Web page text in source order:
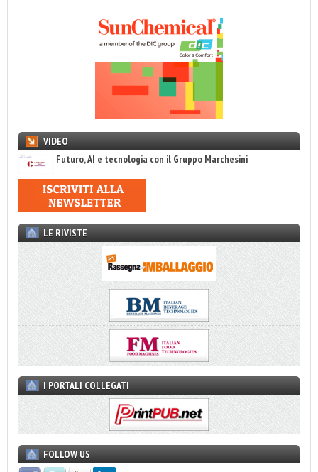
VIDEO
Futuro, AI e tecnologia con il Gruppo Marchesini
LE RIVISTE
I PORTALI COLLEGATI
FOLLOW US